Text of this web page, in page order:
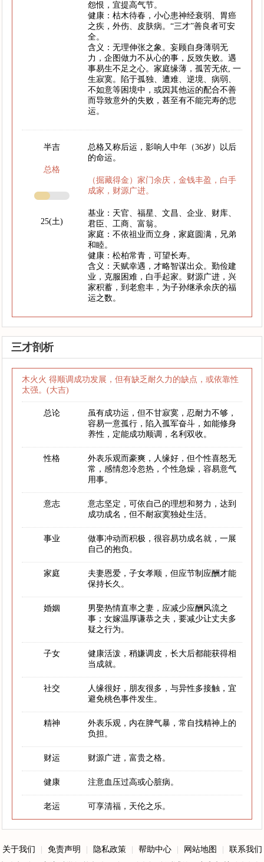
怨恨，宜提高气节。
健康：枯木待春，小心患神经衰弱、胃癌
之疾，外伤、皮肤病。“三才”善良者可安
全。
含义：无理伸张之象。妄顾自身薄弱无
力，企图做力不从心的事，反致失败。遇
事易生不足之心。家庭缘薄，孤苦无依, 一
生寂寞。陷于孤独、遭难、逆境、病弱、
不如意等困境中，或因其他运的配合不善
而导致意外的失败，甚至有不能完寿的悲
运。
半吉
总格
25(土)
总格又称后运，影响人中年（36岁）以后
的命运。
（掘藏得金）家门余庆，金钱丰盈，白手
成家，财源广进。
基业：天官、福星、文昌、企业、财库、
君臣、工商、富翁。
家庭：不依祖业而立身，家庭圆满，兄弟
和睦。
健康：松柏常青，可望长寿。
含义：天赋幸遇，才略智谋出众。勤俭建
业，克服困难，白手起家。财源广进，兴
家积蓄，到老愈丰，为子孙继承余庆的福
运之数。
三才剖析
木火火 得顺调成功发展，但有缺乏耐久力的缺点，或依靠性
太强。(大吉)
总论
虽有成功运，但不甘寂寞，忍耐力不够，
容易一意孤行，陷入孤军奋斗，如能修身
养性，定能成功顺调，名利双收。
性格
外表乐观而豪爽，人缘好，但个性喜怒无
常，感情忽冷忽热，个性急燥，容易意气
用事。
意志
意志坚定，可依自己的理想和努力，达到
成功成名，但不耐寂寞独处生活。
事业
做事冲动而积极，很容易功成名就，一展
自己的抱负。
家庭
夫妻恩爱，子女孝顺，但应节制应酬才能
保持长久。
婚姻
男娶热情直率之妻，应减少应酬风流之
事；女嫁温厚谦恭之夫，要减少让丈夫多
疑之行为。
子女
健康活泼，稍嫌调皮，长大后都能获得相
当成就。
社交
人缘很好，朋友很多，与异性多接触，宜
避免桃色事件发生。
精神
外表乐观，内在脾气暴，常自找精神上的
负担。
财运 财源广进，富贵之格。
健康 注意血压过高或心脏病。
老运 可享清福，天伦之乐。
关于我们 免责声明 隐私政策 帮助中心 网站地图
联系我们